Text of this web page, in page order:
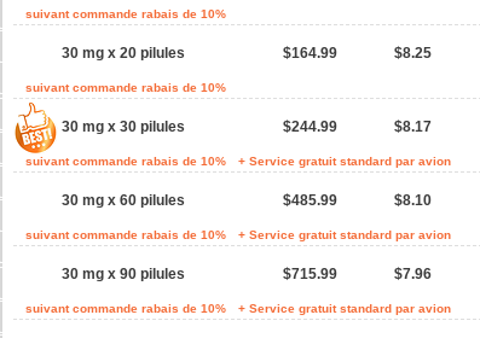
suivant commande rabais de 10%
30 mg x 20 pilules $164.99 $8.25
suivant commande rabais de 10%
30 mg x 30 pilules $244.99 $8.17
suivant commande rabais de 10% + Service gratuit standard par avion
30 mg x 60 pilules $485.99 $8.10
suivant commande rabais de 10% + Service gratuit standard par avion
30 mg x 90 pilules $715.99 $7.96
suivant commande rabais de 10% + Service gratuit standard par avion